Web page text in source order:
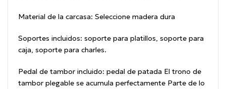
Material de la carcasa: Seleccione madera dura
Soportes incluidos: soporte para platillos, soporte para
caja, soporte para charles.
Pedal de tambor incluido: pedal de patada El trono de
tambor plegable se acumula perfectamente Parte de lo